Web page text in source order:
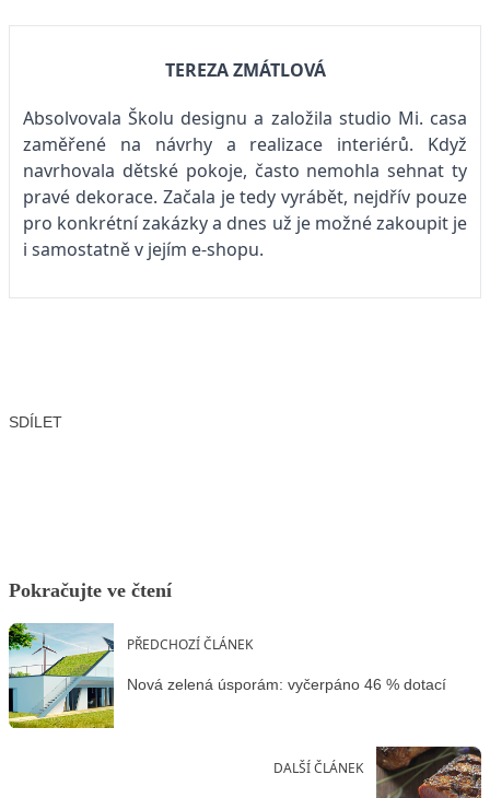
TEREZA ZMÁTLOVÁ
Absolvovala Školu designu a založila studio Mi. casa
zaměřené na návrhy a realizace interiérů. Když
navrhovala dětské pokoje, často nemohla sehnat ty
pravé dekorace. Začala je tedy vyrábět, nejdřív pouze
pro konkrétní zakázky a dnes už je možné zakoupit je
i samostatně v jejím e-shopu.
SDÍLET
Pokračujte ve čtení
PŘEDCHOZÍ ČLÁNEK
Nová zelená úsporám: vyčerpáno 46 % dotací
DALŠÍ ČLÁNEK